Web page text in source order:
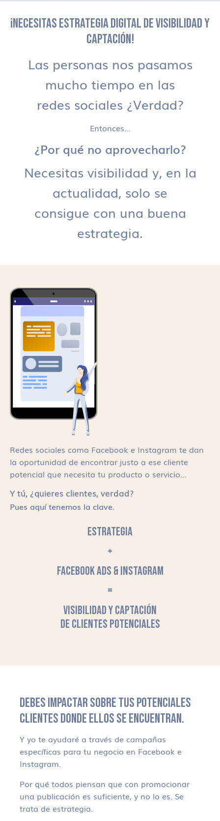
¡NECESITAS ESTRATEGIA DIGITAL DE VISIBILIDAD Y
CAPTACIÓN!
Las personas nos pasamos
mucho tiempo en las
redes sociales ¿Verdad?
Entonces…
¿Por qué no aprovecharlo?
Necesitas visibilidad y, en la
actualidad, solo se
consigue con una buena
estrategia.
Redes sociales como Facebook e Instagram te dan
la oportunidad de encontrar justo a ese cliente
potencial que necesita tu producto o servicio…
Y tú, ¿quieres clientes, verdad?
Pues aquí tenemos la clave.
ESTRATEGIA
+
FACEBOOK ADS & INSTAGRAM
=
VISIBILIDAD Y CAPTACIÓN
DE CLIENTES POTENCIALES
DEBES IMPACTAR SOBRE TUS POTENCIALES
CLIENTES DONDE ELLOS SE ENCUENTRAN.
Y yo te ayudaré a través de campañas
específicas para tu negocio en Facebook e
Instagram.
Por qué todos piensan que con promocionar
una publicación es suficiente, y no lo es. Se
trata de estrategia.